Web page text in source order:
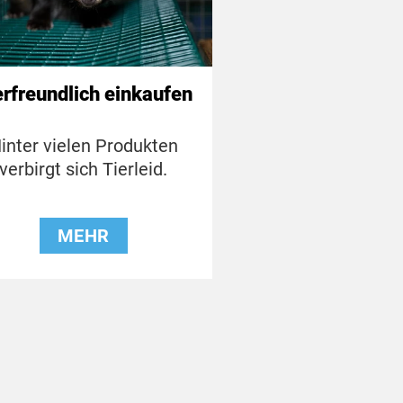
einkaufen
vielen Produkten
verbirgt sich Tierleid.
MEHR